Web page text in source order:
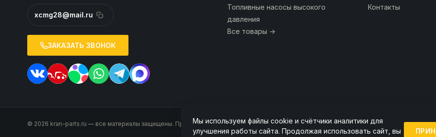
xcmg28@mail.ru
ЗАКАЗАТЬ ЗВОНОК
Топливные насосы высокого
давления
Все товары →
Контакты
© 2026 kran-parts.ru — все материалы защищены. При копировании ссылка на источник обязательна.
Мы используем файлы cookie и счётчики аналитики для
улучшения работы сайта. Продолжая использовать сайт, вы